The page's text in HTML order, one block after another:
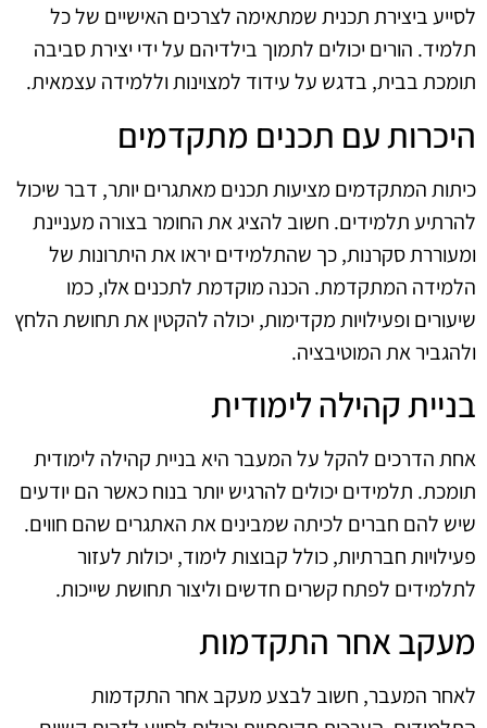
לסייע ביצירת תכנית שמתאימה לצרכים האישיים של כל
תלמיד. הורים יכולים לתמוך בילדיהם על ידי יצירת סביבה
תומכת בבית, בדגש על עידוד למצוינות וללמידה עצמאית.
היכרות עם תכנים מתקדמים
כיתות המתקדמים מציעות תכנים מאתגרים יותר, דבר שיכול
להרתיע תלמידים. חשוב להציג את החומר בצורה מעניינת
ומעוררת סקרנות, כך שהתלמידים יראו את היתרונות של
הלמידה המתקדמת. הכנה מוקדמת לתכנים אלו, כמו
שיעורים ופעילויות מקדימות, יכולה להקטין את תחושת הלחץ
ולהגביר את המוטיבציה.
בניית קהילה לימודית
אחת הדרכים להקל על המעבר היא בניית קהילה לימודית
תומכת. תלמידים יכולים להרגיש יותר בנוח כאשר הם יודעים
שיש להם חברים לכיתה שמבינים את האתגרים שהם חווים.
פעילויות חברתיות, כולל קבוצות לימוד, יכולות לעזור
לתלמידים לפתח קשרים חדשים וליצור תחושת שייכות.
מעקב אחר התקדמות
לאחר המעבר, חשוב לבצע מעקב אחר התקדמות